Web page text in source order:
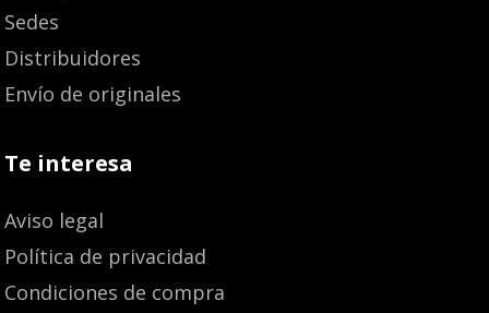
Sedes
Distribuidores
Envío de originales
Te interesa
Aviso legal
Política de privacidad
Condiciones de compra